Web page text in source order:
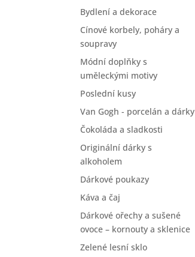
Bydlení a dekorace
Cínové korbely, poháry a
soupravy
Módní doplňky s
uměleckými motivy
Poslední kusy
Van Gogh - porcelán a dárky
Čokoláda a sladkosti
Originální dárky s
alkoholem
Dárkové poukazy
Káva a čaj
Dárkové ořechy a sušené
ovoce – kornouty a sklenice
Zelené lesní sklo